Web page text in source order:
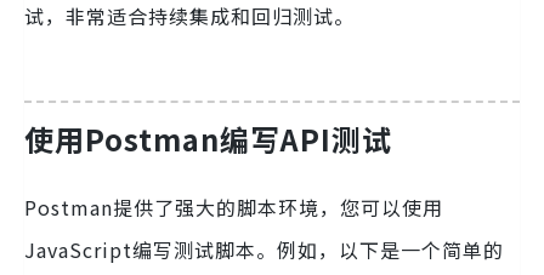
试，非常适合持续集成和回归测试。
使用Postman编写API测试
Postman提供了强大的脚本环境，您可以使用
JavaScript编写测试脚本。例如，以下是一个简单的